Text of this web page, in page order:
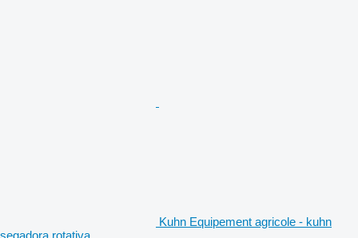
Kuhn Equipement agricole - kuhn
segadora rotativa